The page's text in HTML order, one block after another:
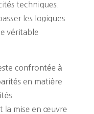
techniques.
les logiques
véritable
confrontée à
en matière
la mise en œuvre